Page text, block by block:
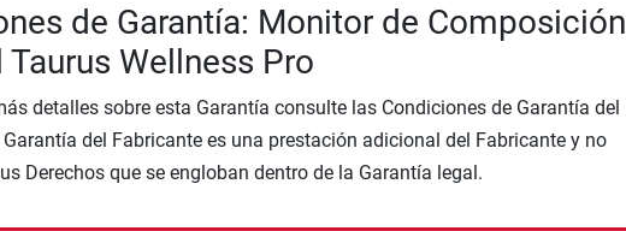
de Garantía: Monitor de Composición
Taurus Wellness Pro
detalles sobre esta Garantía consulte las Condiciones de Garantía del
del Fabricante es una prestación adicional del Fabricante y no
Derechos que se engloban dentro de la Garantía legal.